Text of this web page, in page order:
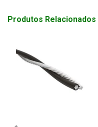
Produtos Relacionados